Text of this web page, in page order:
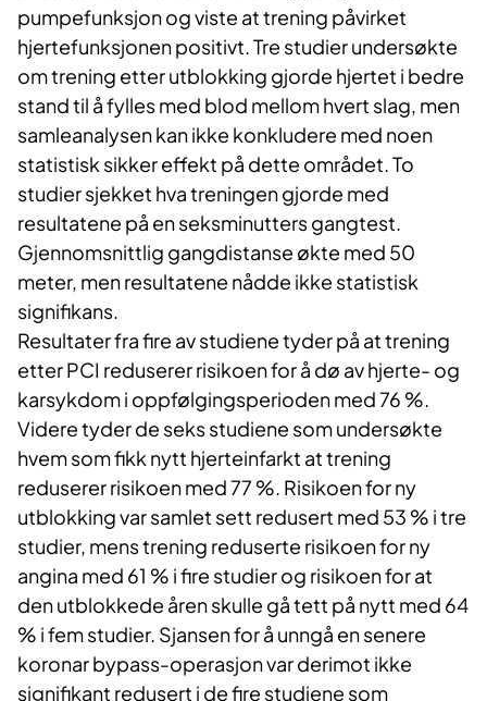
pumpefunksjon og viste at trening påvirket
hjertefunksjonen positivt. Tre studier undersøkte
om trening etter utblokking gjorde hjertet i bedre
stand til å fylles med blod mellom hvert slag, men
samleanalysen kan ikke konkludere med noen
statistisk sikker effekt på dette området. To
studier sjekket hva treningen gjorde med
resultatene på en seksminutters gangtest.
Gjennomsnittlig gangdistanse økte med 50
meter, men resultatene nådde ikke statistisk
signifikans.
Resultater fra fire av studiene tyder på at trening
etter PCI reduserer risikoen for å dø av hjerte- og
karsykdom i oppfølgingsperioden med 76 %.
Videre tyder de seks studiene som undersøkte
hvem som fikk nytt hjerteinfarkt at trening
reduserer risikoen med 77 %. Risikoen for ny
utblokking var samlet sett redusert med 53 % i tre
studier, mens trening reduserte risikoen for ny
angina med 61 % i fire studier og risikoen for at
den utblokkede åren skulle gå tett på nytt med 64
% i fem studier. Sjansen for å unngå en senere
koronar bypass-operasjon var derimot ikke
signifikant redusert i de fire studiene som